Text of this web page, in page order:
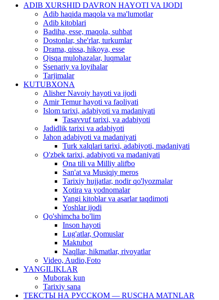
ADIB XURSHID DAVRON HAYOTI VA IJODI
Adib haqida maqola va ma'lumotlar
Adib kitoblari
Badiha, esse, maqola, suhbat
Dostonlar, she'rlar, turkumlar
Drama, qissa, hikoya, esse
Qisqa mulohazalar, luqmalar
Ssenariy va loyihalar
Tarjimalar
KUTUBXONA
Alisher Navoiy hayoti va ijodi
Amir Temur hayoti va faoliyati
Islom tarixi, adabiyoti va madaniyati
Tasavvuf tarixi, va adabiyoti
Jadidlik tarixi va adabiyoti
Jahon adabiyoti va madaniyati
Turk xalqlari tarixi, adabiyoti, madaniyati
O'zbek tarixi, adabiyoti va madaniyati
Ona tili va Milliy alifbo
San'at va Musiqiy meros
Tarixiy hujjatlar, nodir qo'lyozmalar
Xotira va yodnomalar
Yangi kitoblar va asarlar taqdimoti
Yoshlar ijodi
Qo'shimcha bo'lim
Inson hayoti
Lug'atlar, Qomuslar
Maktubot
Naqllar, hikmatlar, rivoyatlar
Video, Audio,Foto
YANGILIKLAR
Muborak kun
Tarixiy sana
ТЕКСТЫ НА РУССКОМ — RUSCHA MATNLAR